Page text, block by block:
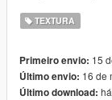
TEXTURA
Primeiro envio: 15
Último envio: 16 de
Último download: